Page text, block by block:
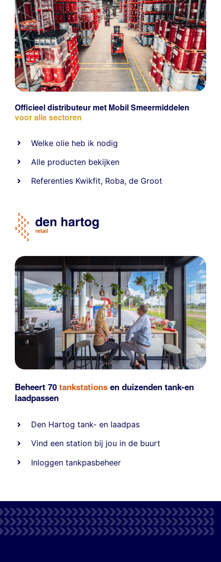
Officieel distributeur met Mobil Smeermiddelen
voor alle sectoren
Welke olie heb ik nodig
Alle producten bekijken
Referenties Kwikfit, Roba,de Groot
Beheert 70 tankstations en duizenden tank-en
laadpassen
Den Hartog tank- en laadpas
Vind een station bij jou in de buurt
Inloggen tankpasbeheer